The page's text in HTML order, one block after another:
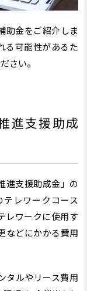
助金をご紹介しま
る可能性があるた
さい。
進支援助成
進支援助成金」の
レワークコース
レワークに使用す
などにかかる費用
タルやリース費用